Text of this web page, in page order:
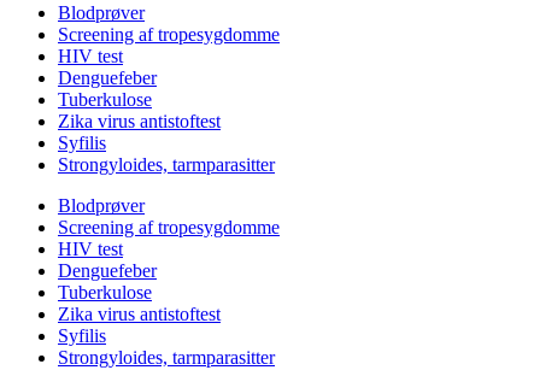
Blodprøver
Screening af tropesygdomme
HIV test
Denguefeber
Tuberkulose
Zika virus antistoftest
Syfilis
Strongyloides, tarmparasitter
Blodprøver
Screening af tropesygdomme
HIV test
Denguefeber
Tuberkulose
Zika virus antistoftest
Syfilis
Strongyloides, tarmparasitter